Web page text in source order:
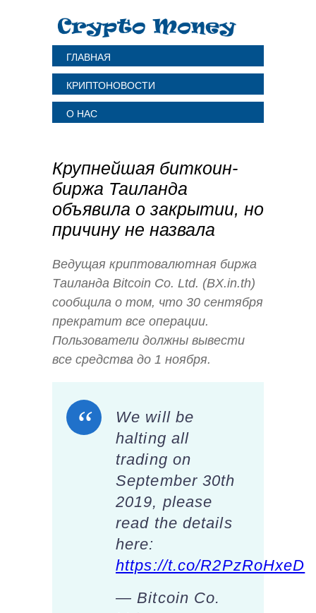
ГЛАВНАЯ
КРИПТОНОВОСТИ
О НАС
Крупнейшая биткоин-
биржа Таиланда
объявила о закрытии, но
причину не назвала
Ведущая криптовалютная биржа
Таиланда Bitcoin Co. Ltd. (BX.in.th)
сообщила о том, что 30 сентября
прекратит все операции.
Пользователи должны вывести
все средства до 1 ноября.
We will be
halting all
trading on
September 30th
2019, please
read the details
here:
https://t.co/R2PzRoHxeD
— Bitcoin Co.